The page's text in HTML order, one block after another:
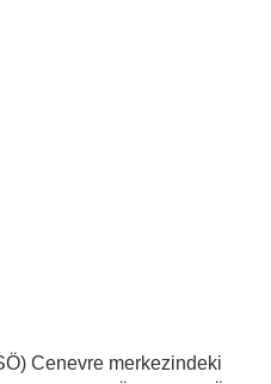
Cenevre merkezindeki